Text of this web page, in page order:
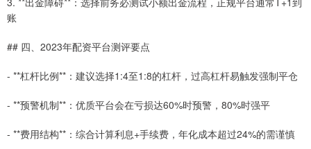
账
## 四、2023年配资平台测评要点
- **杠杆比例**：建议选择1:4至1:8的杠杆，过高杠杆易触发强制平仓
- **预警机制**：优质平台会在亏损达60%时预警，80%时强平
- **费用结构**：综合计算利息+手续费，年化成本超过24%的需谨慎